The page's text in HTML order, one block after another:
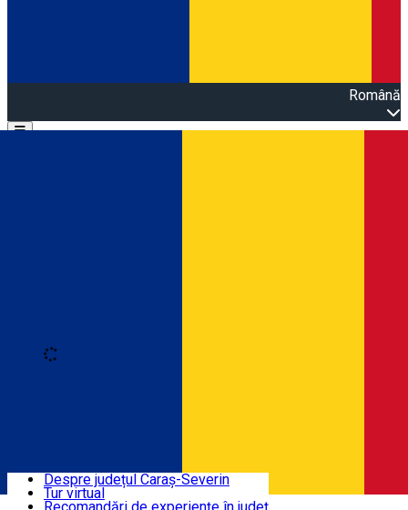
Română
Open main menu
Trasee turistice
Despre județul Caraș-Severin
Tur virtual